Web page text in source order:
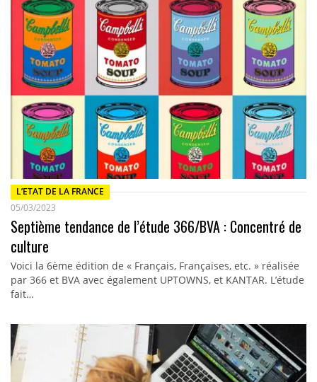
L’ETAT DE LA FRANCE
05/03/2023
Septième tendance de l’étude 366/BVA : Concentré de
culture
Voici la 6ème édition de « Français, Françaises, etc. » réalisée
par 366 et BVA avec également UPTOWNS, et KANTAR. L’étude
fait…